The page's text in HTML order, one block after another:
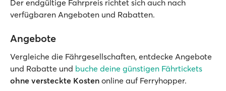
Der endgültige Fahrpreis richtet sich auch nach
verfügbaren Angeboten und Rabatten.
Angebote
Vergleiche die Fährgesellschaften, entdecke Angebote
und Rabatte und buche deine günstigen Fährtickets
ohne versteckte Kosten online auf Ferryhopper.